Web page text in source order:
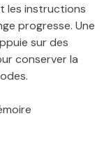
les instructions
progresse. Une
sur des
conserver la